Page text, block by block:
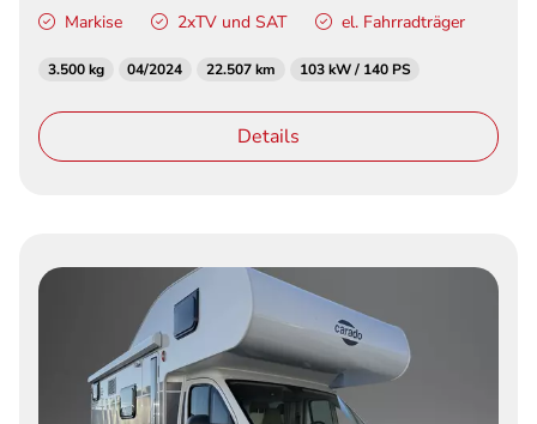
Markise 2xTV und SAT el. Fahrradträger
3.500 kg 04/2024 22.507 km 103 kW / 140 PS
Details